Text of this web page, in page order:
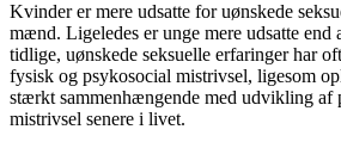
Kvinder er mere udsatte for uønskede
mænd. Ligeledes er unge mere udsatte
tidlige, uønskede seksuelle erfaringer har
fysisk og psykosocial mistrivsel, ligesom
stærkt sammenhængende med udvikling af
mistrivsel senere i livet.